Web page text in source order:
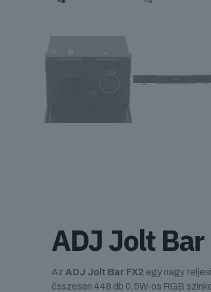
ADJ Jolt Bar
Az ADJ Jolt Bar FX2 egy nagy
összesen 448 db 0,5W-os RGB